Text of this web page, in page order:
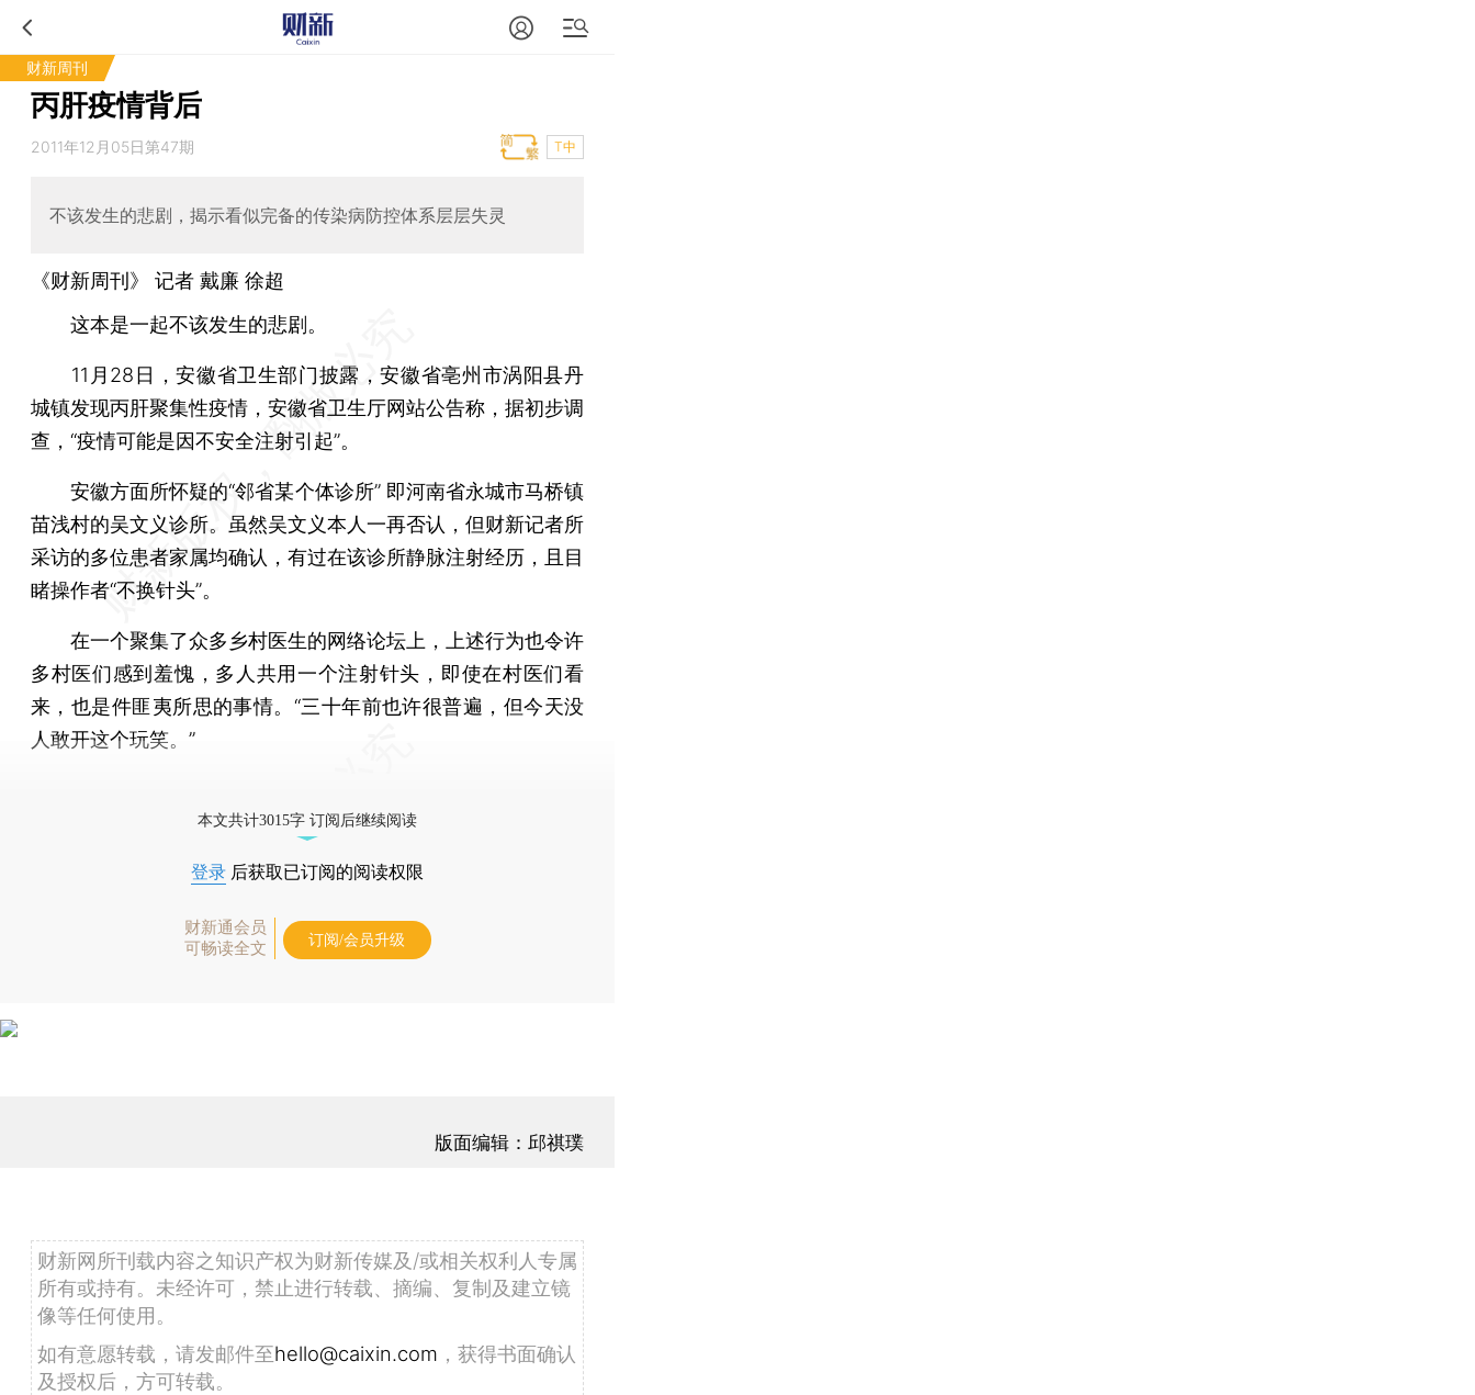
财新周刊
丙肝疫情背后
2011年12月05日第47期 T中
不该发生的悲剧，揭示看似完备的传染病防控体系层层失灵
《财新周刊》 记者 戴廉 徐超
这本是一起不该发生的悲剧。
11月28日，安徽省卫生部门披露，安徽省亳州市涡阳县丹
城镇发现丙肝聚集性疫情，安徽省卫生厅网站公告称，据初步调
查，“疫情可能是因不安全注射引起”。
安徽方面所怀疑的“邻省某个体诊所” 即河南省永城市马桥镇
苗浅村的吴文义诊所。虽然吴文义本人一再否认，但财新记者所
采访的多位患者家属均确认，有过在该诊所静脉注射经历，且目
睹操作者“不换针头”。
在一个聚集了众多乡村医生的网络论坛上，上述行为也令许
多村医们感到羞愧，多人共用一个注射针头，即使在村医们看
来，也是件匪夷所思的事情。“三十年前也许很普遍，但今天没
人敢开这个玩笑。”
本文共计3015字 订阅后继续阅读
登录 后获取已订阅的阅读权限
财新通会员
可畅读全文
订阅/会员升级
版面编辑：邱祺璞
财新网所刊载内容之知识产权为财新传媒及/或相关权利人专属
所有或持有。未经许可，禁止进行转载、摘编、复制及建立镜
像等任何使用。
如有意愿转载，请发邮件至hello@caixin.com ，获得书面确认
及授权后，方可转载。